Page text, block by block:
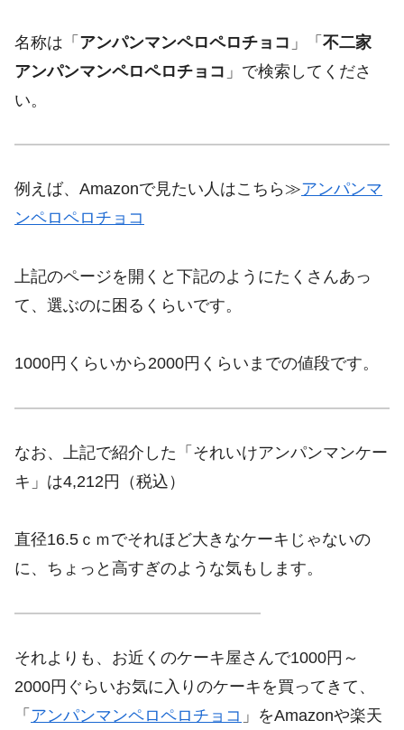
名称は「 アンパンマンペロペロチョコ 」「 不二家
アンパンマンペロペロチョコ 」で検索してくださ
い。
例えば、Amazonで見たい人はこちら≫アンパンマ
ンペロペロチョコ
上記のページを開くと下記のようにたくさんあっ
て、選ぶのに困るくらいです。
1000円くらいから2000円くらいまでの値段です。
なお、上記で紹介した「それいけアンパンマンケー
キ」は4,212円（税込）
直径16.5ｃｍでそれほど大きなケーキじゃないの
に、ちょっと高すぎのような気もします。
それよりも、お近くのケーキ屋さんで1000円～
2000円ぐらいお気に入りのケーキを買ってきて、
「 アンパンマンペロペロチョコ 」をAmazonや楽天